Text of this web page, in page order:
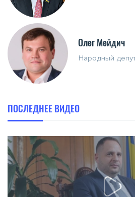
Олег Мейдич
Народный
ПОСЛЕДНЕЕ ВИДЕО